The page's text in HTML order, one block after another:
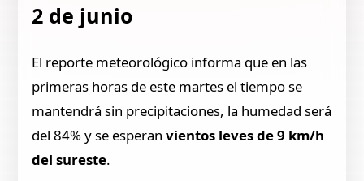
2 de junio
El reporte meteorológico informa que en las
primeras horas de este martes el tiempo se
mantendrá sin precipitaciones, la humedad será
del 84% y se esperanvientos leves de 9 km/h
del sureste.